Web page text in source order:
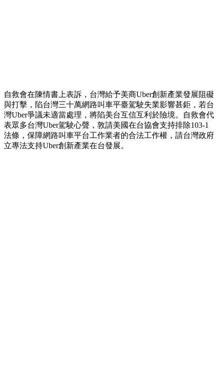
自救會在陳情書上表訴，台灣給予美商Uber創新產業發展阻礙
與打擊，陷台灣三十萬網路叫車平臺駕駛失業影響甚鉅，若台
灣Uber爭議未適當處理，將陷美台互信互利於險境。自救會代
表眾多台灣Uber駕駛心聲，敦請美國在台協會支持排除103-1
法條，保障網路叫車平台工作業者的合法工作權，請台灣政府
立專法支持Uber創新產業在台發展。